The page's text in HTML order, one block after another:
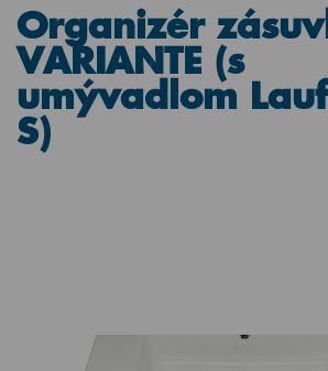
Organizér
VARIANTE (s
umývadlom
S)